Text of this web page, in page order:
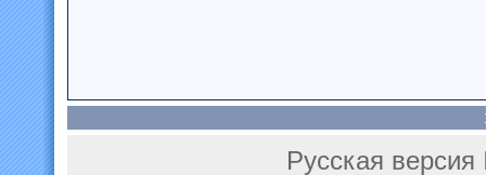
Русская